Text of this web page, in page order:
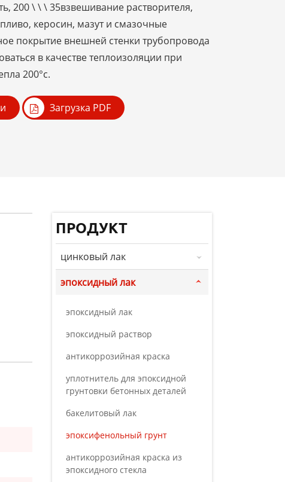
200 \ \ \ 35взвешивание растворителя,
керосин, мазут и смазочные
покрытие внешней стенки трубопровода
в качестве теплоизоляции при
200°с.
Загрузка PDF
ПРОДУКТ
цинковый лак
эпоксидный лак
эпоксидный лак
эпоксидный раствор
антикоррозийная краска
уплотнитель для эпоксидной
грунтовки бетонных деталей
бакелитовый лак
эпоксифенольный грунт
антикоррозийная краска из
эпоксидного стекла